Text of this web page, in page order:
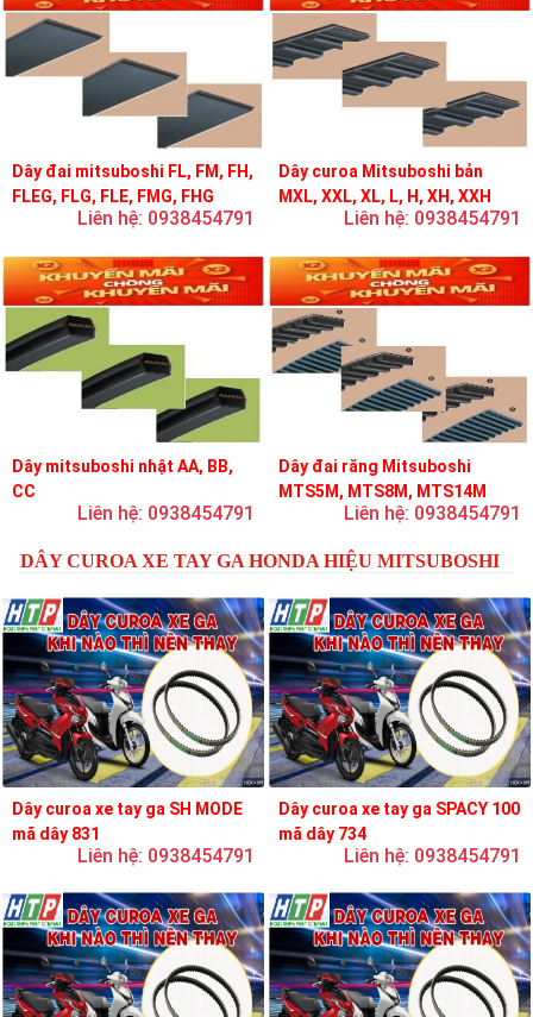
Dây đai mitsuboshi FL, FM, FH,
FLEG, FLG, FLE, FMG, FHG
Liên hệ: 0938454791
Dây curoa Mitsuboshi bản
MXL, XXL, XL, L, H, XH, XXH
Liên hệ: 0938454791
Dây mitsuboshi nhật AA, BB,
CC
Liên hệ: 0938454791
Dây đai răng Mitsuboshi
MTS5M, MTS8M, MTS14M
Liên hệ: 0938454791
DÂY CUROA XE TAY GA HONDA HIỆU MITSUBOSHI
Dây curoa xe tay ga SH MODE
mã dây 831
Liên hệ: 0938454791
Dây curoa xe tay ga SPACY 100
mã dây 734
Liên hệ: 0938454791